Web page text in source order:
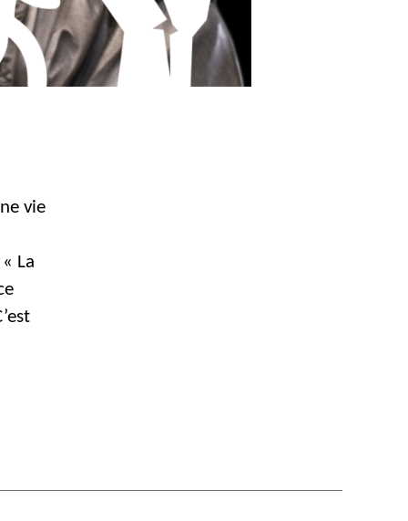
vie
La